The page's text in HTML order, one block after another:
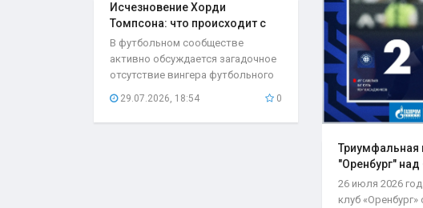
Исчезновение Хорди
Томпсона: что происходит с
игроком..
В футбольном сообществе
активно обсуждается загадочное
отсутствие вингера футбольного
клуба «Оренбург»...
29.07.2026, 18:54 0
"Оренбург"
26 июля 2026
клуб